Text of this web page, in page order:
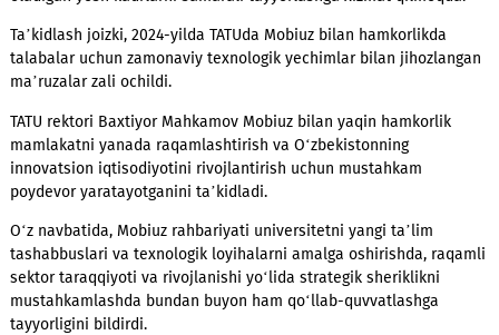
Ushbu hamkorlik tufayli TATUning ta’lim dasturlari va ilmiy
tadqiqotlari sifati sezilarli darajada yaxshilandi. Bu esa
iqtisodiyot va innovatsion rivojlanish talablariga javob bera
oladigan yosh kadrlarni samarali tayyorlashga xizmat
Ta’kidlash joizki, 2024-yilda TATUda Mobiuz bilan hamkorlikda
talabalar uchun zamonaviy texnologik yechimlar bilan
ma’ruzalar zali ochildi.
TATU rektori Baxtiyor Mahkamov Mobiuz bilan yaqin
mamlakatni yanada raqamlashtirish va O‘zbekistonning
innovatsion iqtisodiyotini rivojlantirish uchun mustahkam